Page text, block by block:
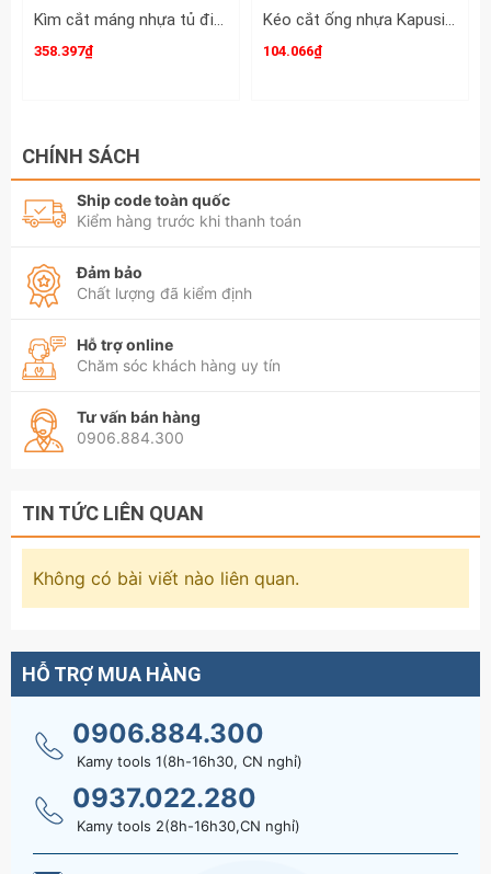
Kìm cắt máng nhựa tủ điện 8 inch 200mm C-Mart A0405 cắt 50mm kéo cắt nẹp đi dây điện
358.397₫
Kéo cắt ống nhựa Kapusi 42mm K-0234 dài 220mm thép SK-5
104.066₫
CHÍNH SÁCH
Ship code toàn quốc
Kiểm hàng trước khi thanh toán
Đảm bảo
Chất lượng đã kiểm định
Hỗ trợ online
Chăm sóc khách hàng uy tín
Tư vấn bán hàng
0906.884.300
TIN TỨC LIÊN QUAN
Không có bài viết nào liên quan.
HỖ TRỢ MUA HÀNG
0906.884.300
Kamy tools 1(8h-16h30, CN nghỉ)
0937.022.280
Kamy tools 2(8h-16h30,CN nghỉ)